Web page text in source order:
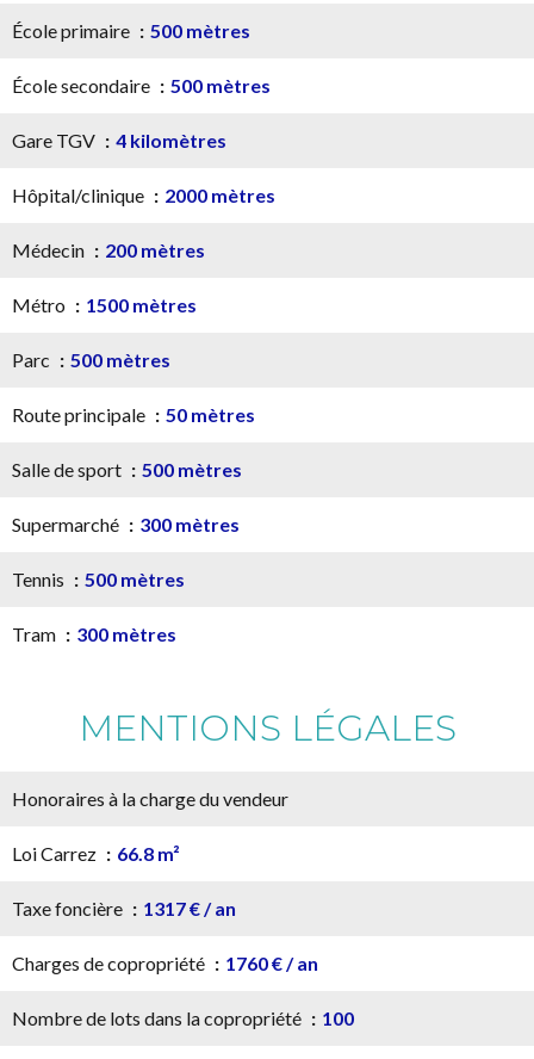
École primaire 500 mètres
École secondaire 500 mètres
Gare TGV 4 kilomètres
Hôpital/clinique 2000 mètres
Médecin 200 mètres
Métro 1500 mètres
Parc 500 mètres
Route principale 50 mètres
Salle de sport 500 mètres
Supermarché 300 mètres
Tennis 500 mètres
Tram 300 mètres
MENTIONS LÉGALES
Honoraires à la charge du vendeur
Loi Carrez 66.8 m²
Taxe foncière 1317 € / an
Charges de copropriété 1760 € / an
Nombre de lots dans la copropriété 100